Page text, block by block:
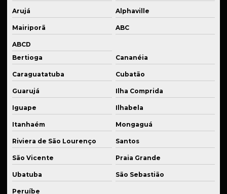
Solda de peças em inox
Solda para setor automotivo
Soldagem em aço
Soldagem em alumínio
Soldagem em bronze
Soldagem em ferro
Soldagem em inox
Soldagem de peças para construção civil
Soldagem de peças usinadas
Usinagem em alumínio sob medida
Arujá Alphaville
Mairiporã ABC
ABCD
Bertioga
Cananéia
Caraguatatuba Cubatão
Guarujá Ilha Comprida
Iguape Ilhabela
Itanhaém Mongaguá
Riviera de São Lourenço Santos
São Vicente Praia Grande
Ubatuba São Sebastião
Peruíbe